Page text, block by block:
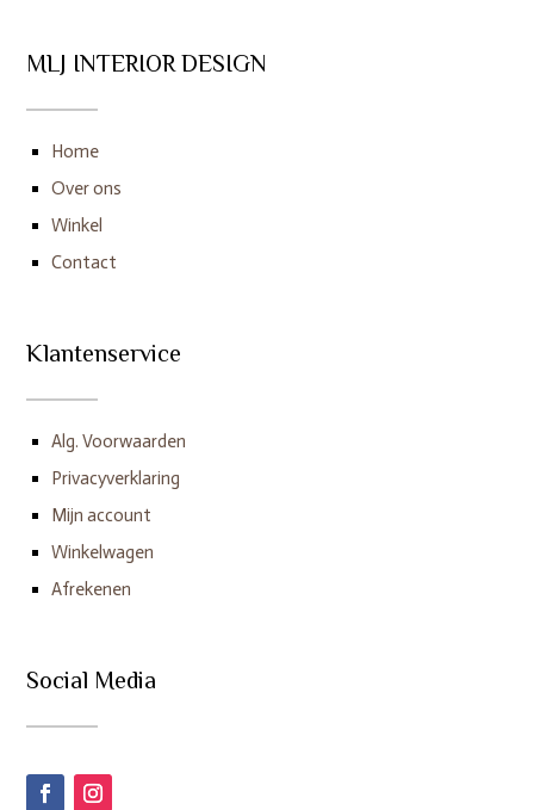
MLJ INTERIOR DESIGN
Home
Over ons
Winkel
Contact
Klantenservice
Alg. Voorwaarden
Privacyverklaring
Mijn account
Winkelwagen
Afrekenen
Social Media